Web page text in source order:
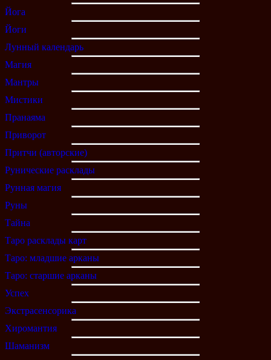
Йога
Йоги
Лунный календарь
Магия
Мантры
Мистики
Пранаяма
Приворот
Притчи (авторские)
Рунические расклады
Рунная магия
Руны
Тайна
Таро расклады карт
Таро: младшие арканы
Таро: старшие арканы
Успех
Экстрасенсорика
Хиромантия
Шаманизм